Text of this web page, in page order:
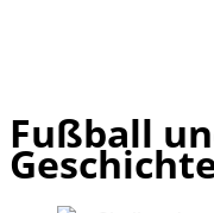
Skip
to
Fußball